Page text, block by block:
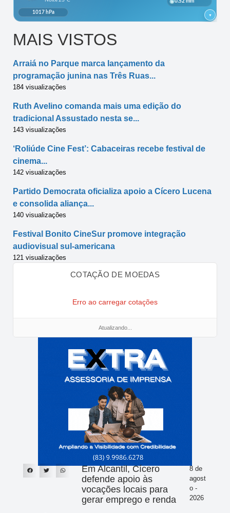
MAIS VISTOS
Arraiá no Parque marca lançamento da
programação junina nas Três Ruas...
184 visualizações
Ruth Avelino comanda mais uma edição do
tradicional Assustado nesta se...
143 visualizações
‘Roliúde Cine Fest’: Cabaceiras recebe festival de
cinema...
142 visualizações
Partido Democrata oficializa apoio a Cícero Lucena
e consolida aliança...
140 visualizações
Festival Bonito CineSur promove integração
audiovisual sul-americana
121 visualizações
COTAÇÃO DE MOEDAS
Erro ao carregar cotações
Atualizando...
Em Alcantil, Cícero
defende apoio às
vocações locais para
gerar emprego e renda
8 de
agost
o -
2026